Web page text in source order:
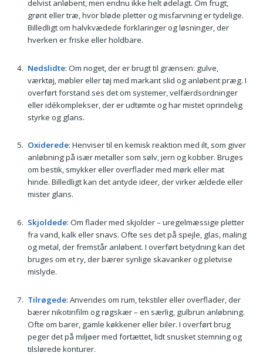
delvist anløbent, men endnu ikke helt ødelagt. Om frugt,
grønt eller træ, hvor bløde pletter og misfarvning er tydelige.
Billedligt om halvkvædede forklaringer og løsninger, der
hverken er friske eller holdbare.
Nedslidte: Om noget, der er brugt til grænsen: gulve,
værktøj, møbler eller tøj med markant slid og anløbent præg. I
overført forstand ses det om systemer, velfærdsordninger
eller idékomplekser, der er udtømte og har mistet oprindelig
styrke og glans.
Oxiderede: Henviser til en kemisk reaktion med ilt, som giver
anløbning på især metaller som sølv, jern og kobber. Bruges
om bestik, smykker eller overflader med mørk eller mat
hinde. Billedligt kan det antyde ideer, der virker ældede eller
mister glans.
Skjoldede: Om flader med skjolder – uregelmæssige pletter
fra vand, kalk eller snavs. Ofte ses det på spejle, glas, maling
og metal, der fremstår anløbent. I overført betydning kan det
bruges om et ry, der bærer synlige skavanker og pletvise
mislyde.
Tilrøgede: Anvendes om rum, tekstiler eller overflader, der
bærer nikotinfilm og røgskær – en særlig, gulbrun anløbning.
Ofte om barer, gamle køkkener eller biler. I overført brug
peger det på miljøer med fortættet, lidt snusket stemning og
tilslørede konturer.